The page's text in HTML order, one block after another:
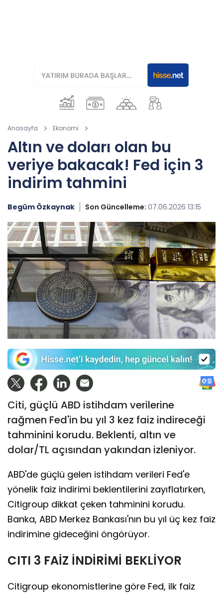
Anasayfa Ekonomi
Altın ve doları olan bu
veriye bakacak! Fed için 3
indirim tahmini
Begüm Özkaynak Son Güncelleme: 07.06.2026 13:15
Citi, güçlü ABD istihdam verilerine
rağmen Fed'in bu yıl 3 kez faiz indireceği
tahminini korudu. Beklenti, altın ve
dolar/TL açısından yakından izleniyor.
ABD'de güçlü gelen istihdam verileri Fed'e
yönelik faiz indirimi beklentilerini zayıflatırken,
Citigroup dikkat çeken tahminini korudu.
Banka, ABD Merkez Bankası'nın bu yıl üç kez faiz
indirimine gideceğini öngörüyor.
CITI 3 FAİZ İNDİRİMİ BEKLİYOR
Citigroup ekonomistlerine göre Fed, ilk faiz